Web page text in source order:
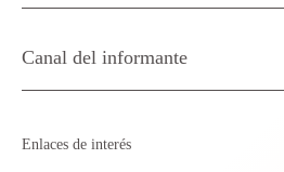
Canal del informante
Enlaces de interés